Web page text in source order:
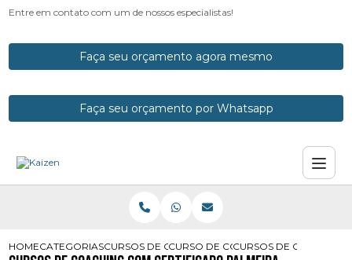
Entre em contato com um de nossos especialistas!
Faça seu orçamento agora mesmo
Faça seu orçamento por Whatsapp
HOMECATEGORIASCURSOS DE COACHCURSO DE COACH COM
CURSOS DE